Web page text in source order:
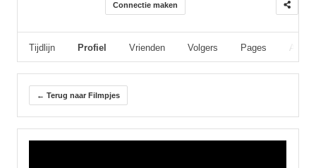
Connectie maken
Tijdlijn Profiel Vrienden Volgers Pages
← Terug naar Filmpjes